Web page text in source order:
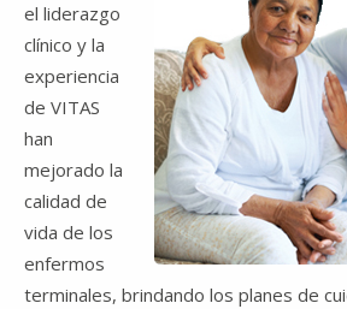
el liderazgo
clínico y la
experiencia
de VITAS
han
mejorado la
calidad de
vida de los
enfermos
terminales, brindando los planes de